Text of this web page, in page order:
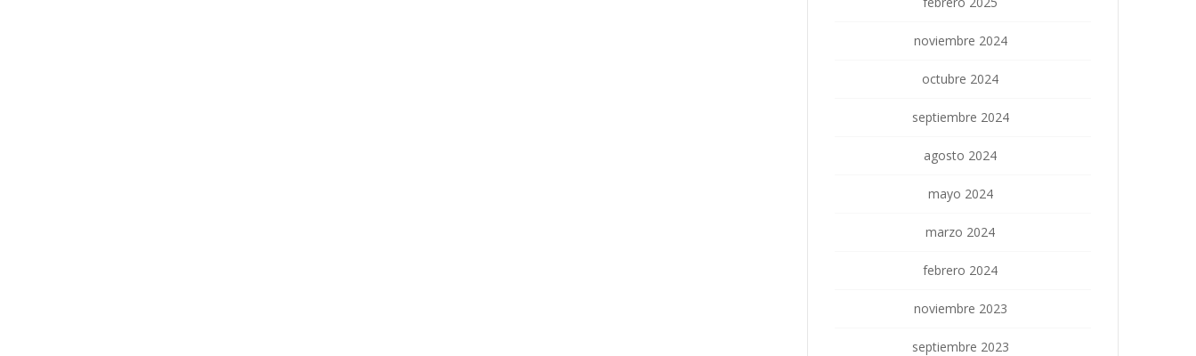
noviembre 2024
octubre 2024
septiembre 2024
agosto 2024
mayo 2024
marzo 2024
febrero 2024
noviembre 2023
septiembre 2023